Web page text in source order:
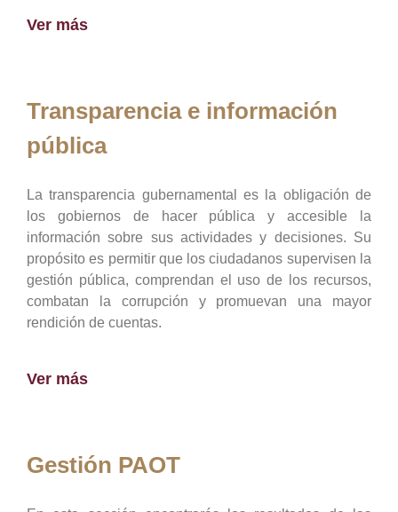
Ver más
Transparencia e información
pública
La transparencia gubernamental es la obligación de
los gobiernos de hacer pública y accesible la
información sobre sus actividades y decisiones. Su
propósito es permitir que los ciudadanos supervisen la
gestión pública, comprendan el uso de los recursos,
combatan la corrupción y promuevan una mayor
rendición de cuentas.
Ver más
Gestión PAOT